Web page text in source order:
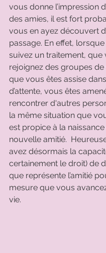
vous donne l’impression
des amies, il est fort
vous en ayez découvert
passage. En effet,
suivez un traitement, que
rejoignez des groupes
que vous êtes assise
d’attente, vous êtes
rencontrer d'autres
la même situation que
est propice à la naissance
nouvelle amitié.
avez désormais la
certainement le droit) de
que représente l’amitié
mesure que vous
vie.